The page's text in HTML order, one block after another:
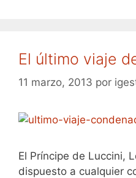
El último viaje
11 marzo, 2013 por
El Príncipe de Luccini,
dispuesto a cualquier